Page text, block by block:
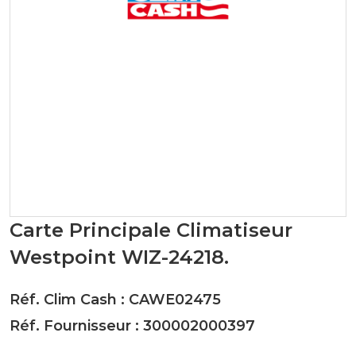
Carte Principale Climatiseur
Westpoint WIZ-24218.
Réf. Clim Cash : CAWE02475
Réf. Fournisseur : 300002000397